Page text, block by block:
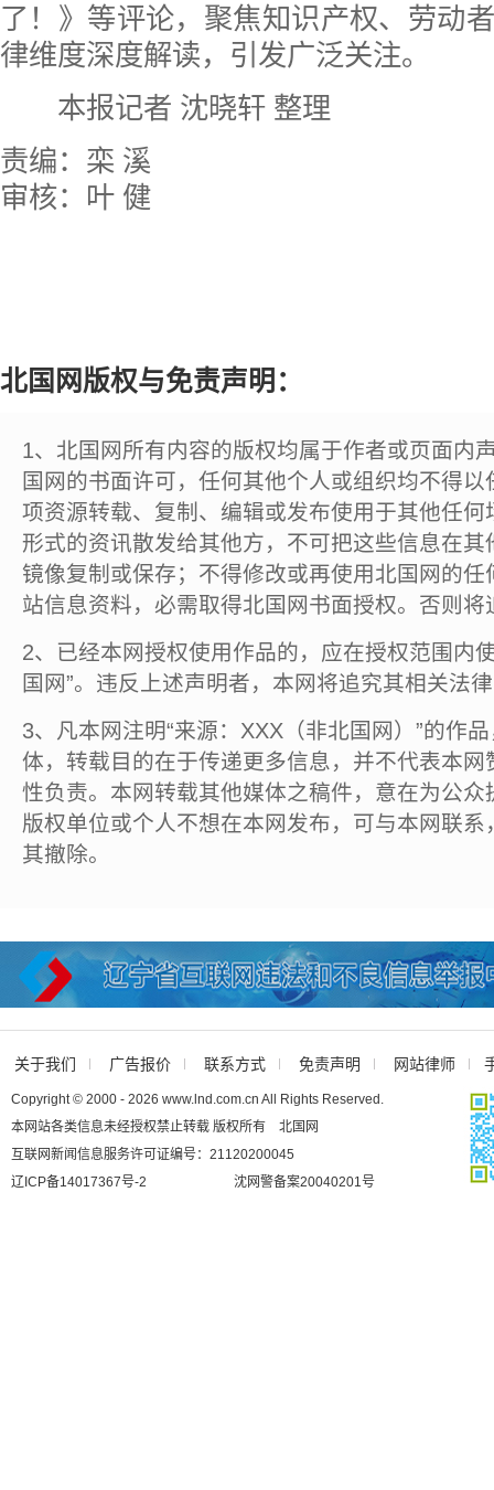
了！》等评论，聚焦知识产权、劳动
律维度深度解读，引发广泛关注。
本报记者 沈晓轩 整理
责编：栾 溪
审核：叶 健
北国网版权与免责声明：
1、北国网所有内容的版权均属于作者或页面内
国网的书面许可，任何其他个人或组织均不得
项资源转载、复制、编辑或发布使用于其他任
形式的资讯散发给其他方，不可把这些信息在
镜像复制或保存；不得修改或再使用北国网的
站信息资料，必需取得北国网书面授权。否则将
2、已经本网授权使用作品的，应在授权范围内
国网”。违反上述声明者，本网将追究其相关法
3、凡本网注明“来源：XXX（非北国网）”的作
体，转载目的在于传递更多信息，并不代表本
性负责。本网转载其他媒体之稿件，意在为公
版权单位或个人不想在本网发布，可与本网联
其撤除。
关于我们 广告报价 联系方式 免责声明 网站律师
Copyright © 2000 - 2026 www.lnd.com.cn All Rights Reserved.
本网站各类信息未经授权禁止转载 版权所有 北国网
互联网新闻信息服务许可证编号：21120200045
辽ICP备14017367号-2
沈网警备案20040201号